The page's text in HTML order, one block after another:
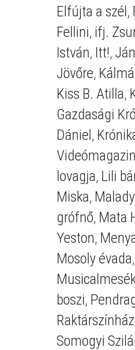
Elfújta a szél ,
Fellini, ifj.
István, Itt!,
Jövőre,
Kiss B. Atilla,
Gazdasági
Dániel ,
Videómagazin
lovagja, Lili
Miska,
grófnő, Mata
Yeston,
Mosoly évada,
boszi,
Raktárszínház
Somogyi